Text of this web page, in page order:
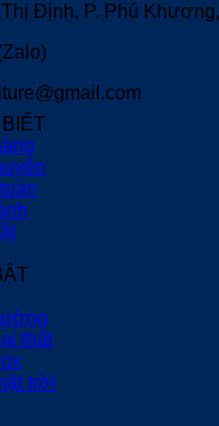
Định, P. Phú
thất
trời